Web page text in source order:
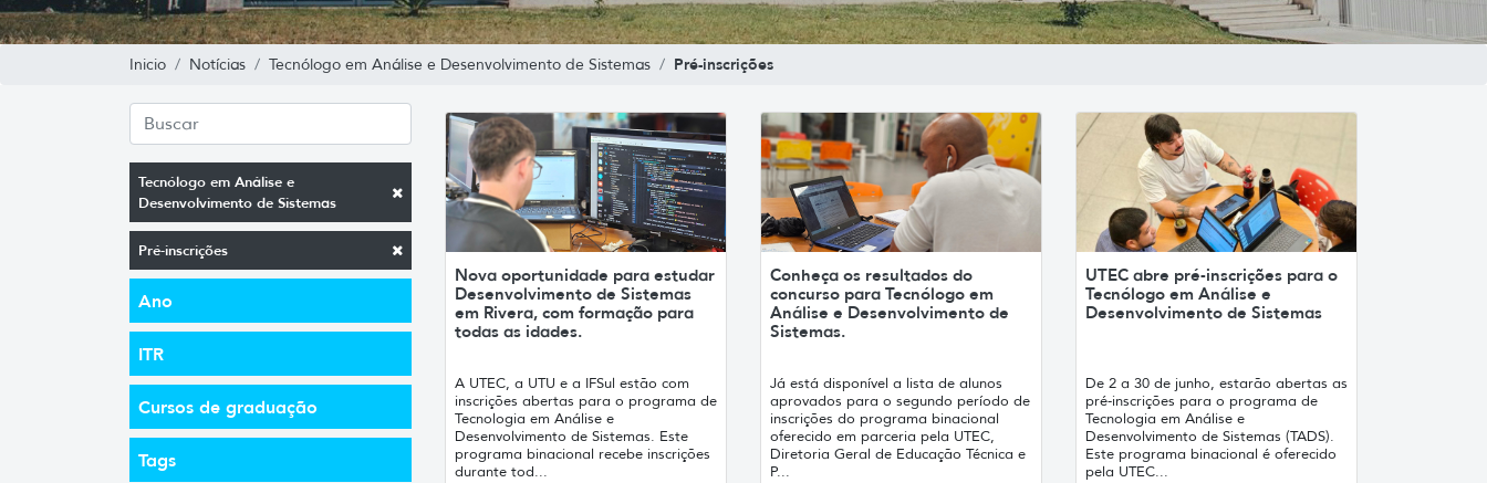
Inicio Notícias Tecnólogo em Análise e Desenvolvimento de Sistemas Pré-inscrições
Tecnólogo em Análise e
Desenvolvimento de Sistemas
Pré-inscrições
Ano
ITR
Cursos de graduação
Tags
Nova oportunidade para estudar
Desenvolvimento de Sistemas
em Rivera, com formação para
todas as idades.
A UTEC, a UTU e a IFSul estão com
inscrições abertas para o programa de
Tecnologia em Análise e
Desenvolvimento de Sistemas. Este
programa binacional recebe inscrições
durante tod...
Conheça os resultados do
concurso para Tecnólogo em
Análise e Desenvolvimento de
Sistemas.
Já está disponível a lista de alunos
aprovados para o segundo período de
inscrições do programa binacional
oferecido em parceria pela UTEC,
Diretoria Geral de Educação Técnica e
P...
UTEC abre pré-inscrições para o
Tecnólogo em Análise e
Desenvolvimento de Sistemas
De 2 a 30 de junho, estarão abertas as
pré-inscrições para o programa de
Tecnologia em Análise e
Desenvolvimento de Sistemas (TADS).
Este programa binacional é oferecido
pela UTEC...